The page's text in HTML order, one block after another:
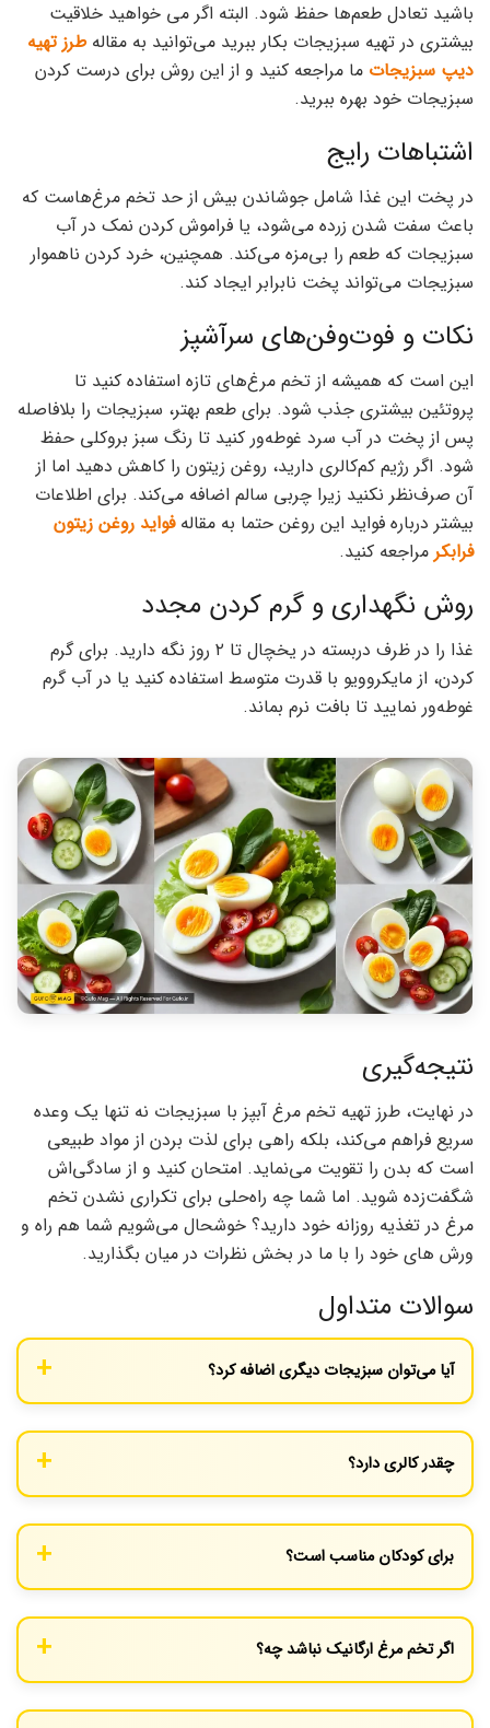
باشید تعادل طعم‌ها حفظ شود. البته اگر می خواهید خلاقیت
بیشتری در تهیه سبزیجات بکار ببرید می‌توانید به مقالهطرز تهیه
دیپ سبزیجات ما مراجعه کنید و از این روش برای درست کردن
سبزیجات خود بهره ببرید.
اشتباهات رایج
در پخت این غذا شامل جوشاندن بیش از حد تخم مرغ‌هاست که
باعث سفت شدن زرده می‌شود، یا فراموش کردن نمک در آب
سبزیجات که طعم را بی‌مزه می‌کند. همچنین، خرد کردن ناهموار
سبزیجات می‌تواند پخت نابرابر ایجاد کند.
نکات و فوت‌وفن‌های سرآشپز
این است که همیشه از تخم مرغ‌های تازه استفاده کنید تا
پروتئین بیشتری جذب شود. برای طعم بهتر، سبزیجات را بلافاصله
پس از پخت در آب سرد غوطه‌ور کنید تا رنگ سبز بروکلی حفظ
شود. اگر رژیم کم‌کالری دارید، روغن زیتون را کاهش دهید اما از
آن صرف‌نظر نکنید زیرا چربی سالم اضافه می‌کند. برای اطلاعات
بیشتر درباره فواید این روغن حتما به مقالهفواید روغن زیتون
فرابکر مراجعه کنید.
روش نگهداری و گرم کردن مجدد
غذا را در ظرف دربسته در یخچال تا ۲ روز نگه دارید. برای گرم
کردن، از مایکروویو با قدرت متوسط استفاده کنید یا در آب گرم
غوطه‌ور نمایید تا بافت نرم بماند.
نتیجه‌گیری
در نهایت، طرز تهیه تخم مرغ آبپز با سبزیجات نه تنها یک وعده
سریع فراهم می‌کند، بلکه راهی برای لذت بردن از مواد طبیعی
است که بدن را تقویت می‌نماید. امتحان کنید و از سادگی‌اش
شگفت‌زده شوید. اما شما چه راه‌حلی برای تکراری نشدن تخم
مرغ در تغذیه روزانه خود دارید؟ خوشحال می‌شویم شما هم راه و
ورش های خود را با ما در بخش نظرات در میان بگذارید.
سوالات متداول
آیا می‌توان سبزیجات دیگری اضافه کرد؟
چقدر کالری دارد؟
برای کودکان مناسب است؟
اگر تخم مرغ ارگانیک نباشد چه؟